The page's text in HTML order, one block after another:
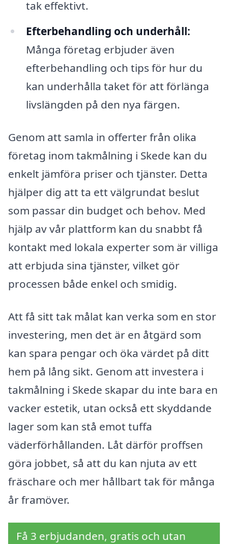
tak effektivt.
Efterbehandling och underhåll:
Många företag erbjuder även
efterbehandling och tips för hur du
kan underhålla taket för att förlänga
livslängden på den nya färgen.
Genom att samla in offerter från olika
företag inom takmålning i Skede kan du
enkelt jämföra priser och tjänster. Detta
hjälper dig att ta ett välgrundat beslut
som passar din budget och behov. Med
hjälp av vår plattform kan du snabbt få
kontakt med lokala experter som är villiga
att erbjuda sina tjänster, vilket gör
processen både enkel och smidig.
Att få sitt tak målat kan verka som en stor
investering, men det är en åtgärd som
kan spara pengar och öka värdet på ditt
hem på lång sikt. Genom att investera i
takmålning i Skede skapar du inte bara en
vacker estetik, utan också ett skyddande
lager som kan stå emot tuffa
väderförhållanden. Låt därför proffsen
göra jobbet, så att du kan njuta av ett
fräschare och mer hållbart tak för många
år framöver.
Få 3 erbjudanden, gratis och utan